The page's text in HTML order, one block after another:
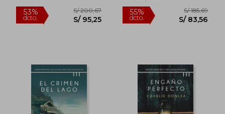
53%
dcto.
S/ 200,67
S/ 95,25
55%
dcto.